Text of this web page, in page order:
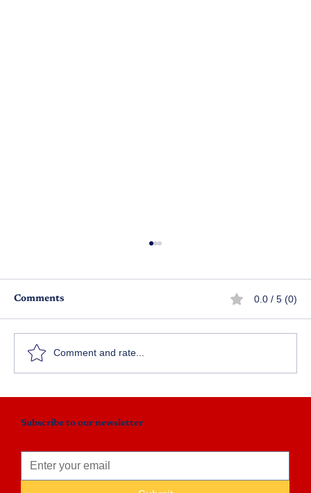
దయ్యం@తొమ్మిదోమైలు - పార్ట్ 15
Comments 0.0 / 5 (0)
Comment and rate...
Subscribe to our newsletter